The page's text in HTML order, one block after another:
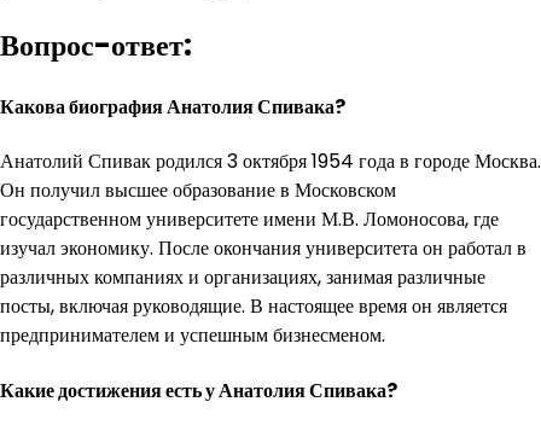
Вопрос-ответ:
Какова биография Анатолия Спивака?
Анатолий Спивак родился 3 октября 1954 года в городе Москва.
Он получил высшее образование в Московском
государственном университете имени М.В. Ломоносова, где
изучал экономику. После окончания университета он работал в
различных компаниях и организациях, занимая различные
посты, включая руководящие. В настоящее время он является
предпринимателем и успешным бизнесменом.
Какие достижения есть у Анатолия Спивака?